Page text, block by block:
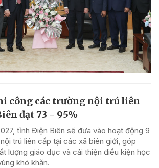
công các trường nội trú liên
đạt 73 - 95%
tỉnh Điện Biên sẽ đưa vào hoạt động 9
trú liên cấp tại các xã biên giới, góp
lượng giáo dục và cải thiện điều kiện học
khó khăn.